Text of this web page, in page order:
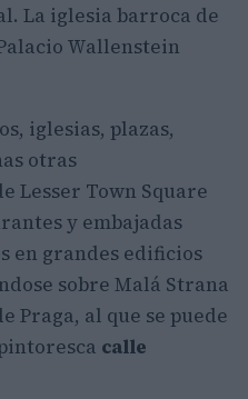
La iglesia barroca de
Wallenstein
iglesias, plazas,
otras
Lesser Town Square
y embajadas
en grandes edificios
sobre Malá Strana
Praga, al que se puede
calle